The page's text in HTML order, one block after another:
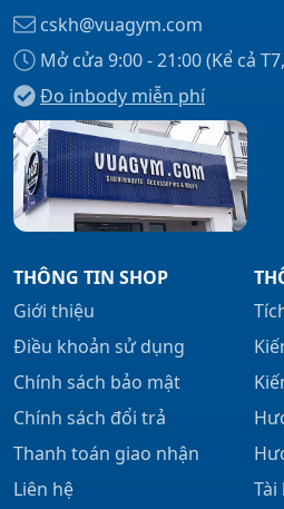
Xem tất cả
cskh@vuagym.com
Mở cửa 9:00 - 21:00 (Kể cả
Đo inbody miễn phí
THÔNG TIN SHOP
Giới thiệu
Điều khoản sử dụng
Chính sách bảo mật
Chính sách đổi trả
Thanh toán giao nhận
Liên hệ